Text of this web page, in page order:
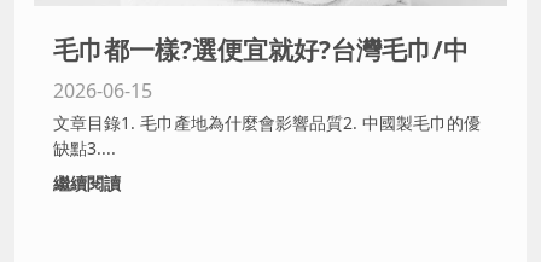
毛巾都一樣?選便宜就好?台灣毛巾/中
國毛巾/日本毛巾差在哪?｜新北/台中
專業毛巾製造商從品質/價格與環保面
向帶您完整了解
2026-06-15
文章目錄1. 毛巾產地為什麼會影響品質2. 中國製毛巾的優
缺點3....
繼續閱讀